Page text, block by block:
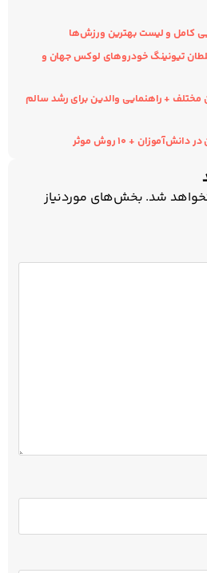
کامل و لیست بهترین ورزش‌ها
تیونینگ خودروهای لوکس جهان و
+ راهنمایی والدین برای رشد سالم
+ ۱۰ روش موثر
شد. بخش‌های موردنیاز